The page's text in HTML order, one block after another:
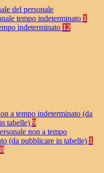
del personale
tempo indeterminato 1
indeterminato 12
a tempo indeterminato (da
tabelle) 9
non a tempo
(da pubblicare in tabelle) 1